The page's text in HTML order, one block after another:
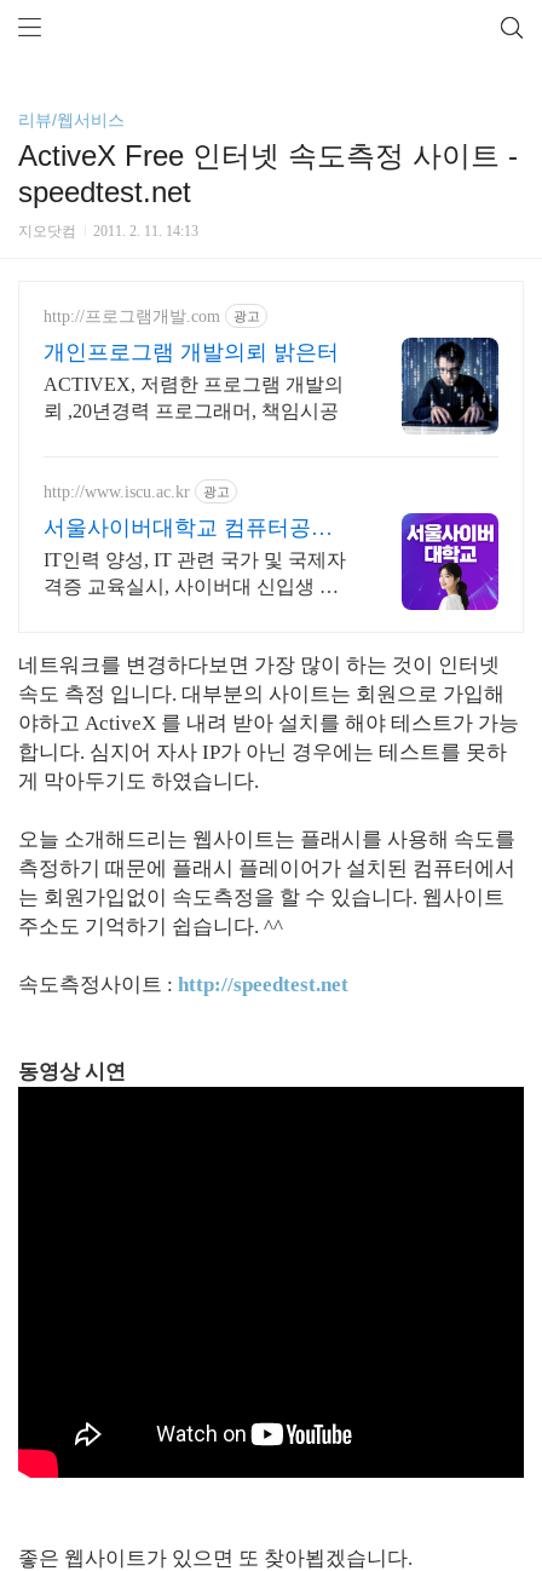
리뷰/웹서비스
ActiveX Free 인터넷 속도측정 사이트 -
speedtest.net
지오닷컴 2011. 2. 11. 14:13
http://프로그램개발.com 광고
개인프로그램 개발의뢰 밝은터
ACTIVEX, 저렴한 프로그램 개발의
뢰 ,20년경력 프로그래머, 책임시공
http://www.iscu.ac.kr 광고
서울사이버대학교 컴퓨터공학
과 2026 가을학기 신편입생
IT인력 양성, IT 관련 국가 및 국제자
격증 교육실시, 사이버대 신입생 수 1
네트워크를 변경하다보면 가장 많이 하는 것이 인터넷
속도 측정 입니다. 대부분의 사이트는 회원으로 가입해
야하고 ActiveX 를 내려 받아 설치를 해야 테스트가 가능
합니다. 심지어 자사 IP가 아닌 경우에는 테스트를 못하
게 막아두기도 하였습니다.
오늘 소개해드리는 웹사이트는 플래시를 사용해 속도를
측정하기 때문에 플래시 플레이어가 설치된 컴퓨터에서
는 회원가입없이 속도측정을 할 수 있습니다. 웹사이트
주소도 기억하기 쉽습니다. ^^
속도측정사이트 : http://speedtest.net
동영상 시연
좋은 웹사이트가 있으면 또 찾아뵙겠습니다.